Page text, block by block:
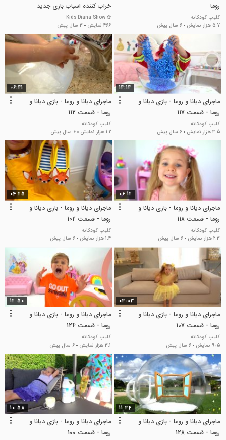
روما
کلیپ کودکانه
5.7 هزار نمایش
6 سال پیش
خراب کننده اسباب بازی جدید
✿ Kids Diana Show
466 نمایش
3 سال پیش
14:14
ماجرای دیانا و روما - بازی دیانا و
روما - قسمت 117
کلیپ کودکانه
3.5 هزار نمایش
6 سال پیش
06:41
ماجرای دیانا و روما - بازی دیانا و
روما - قسمت 112
کلیپ کودکانه
1.2 هزار نمایش
6 سال پیش
06:12
ماجرای دیانا و روما - بازی دیانا و
روما - قسمت 118
کلیپ کودکانه
2.3 هزار نمایش
6 سال پیش
04:25
ماجرای دیانا و روما - بازی دیانا و
روما - قسمت 102
کلیپ کودکانه
1.4 هزار نمایش
6 سال پیش
03:03
ماجرای دیانا و روما - بازی دیانا و
روما - قسمت 107
کلیپ کودکانه
905 نمایش
6 سال پیش
12:50
ماجرای دیانا و روما - بازی دیانا و
روما - قسمت 124
کلیپ کودکانه
3.1 هزار نمایش
6 سال پیش
11:34
ماجرای دیانا و روما - بازی دیانا و
روما - قسمت 128
10:58
ماجرای دیانا و روما - بازی دیانا و
روما - قسمت 100